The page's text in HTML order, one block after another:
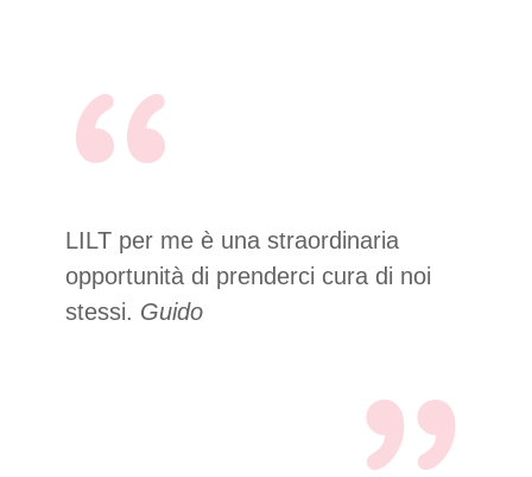
LILT per me è una straordinaria
opportunità di prenderci cura di noi
stessi. Guido